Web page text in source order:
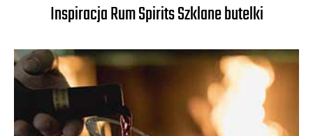
Inspiracja Rum Spirits Szklane butelki